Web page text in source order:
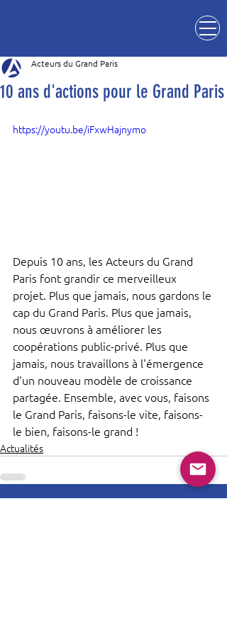
10 ans d'actions pour le Grand Paris
Acteurs du Grand Paris
https://youtu.be/iFxwHajnymo
Depuis 10 ans, les Acteurs du Grand
Paris font grandir ce merveilleux
projet. Plus que jamais, nous gardons le
cap du Grand Paris. Plus que jamais,
nous œuvrons à améliorer les
coopérations public-privé. Plus que
jamais, nous travaillons à l'émergence
d'un nouveau modèle de croissance
partagée. Ensemble, avec vous, faisons
le Grand Paris, faisons-le vite, faisons-
le bien, faisons-le grand !
Actualités